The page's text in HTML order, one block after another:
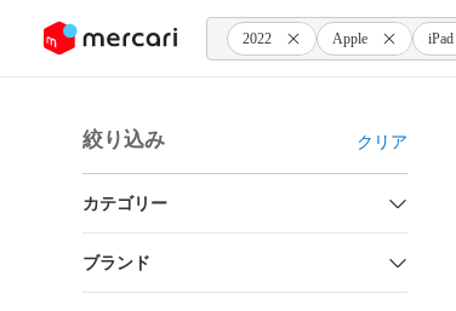
ツにスキップ 2022 Apple iPad
絞り込み クリア
カテゴリー
ブランド